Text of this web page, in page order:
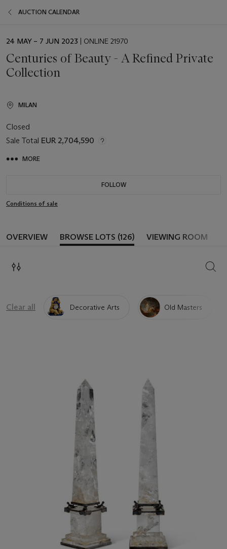
AUCTION CALENDAR
EVENT
24 MAY – 7 JUN 2023 | ONLINE 21970
Centuries of Beauty - A Refined Private
Collection
MILAN
Closed
Sale Total EUR 2,704,590
MORE
FOLLOW
Conditions of sale
OVERVIEW BROWSE LOTS (126) VIEWING ROOM
Clear all Decorative Arts Old Masters